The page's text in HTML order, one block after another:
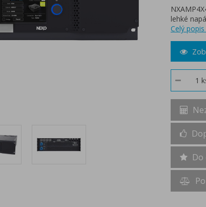
lehké
Celý